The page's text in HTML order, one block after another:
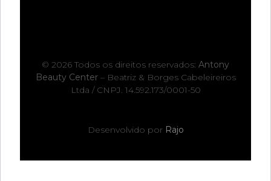
© 2026 Todos os direitos reservados: Antony
Beauty Center– Beatriz & Borges Cabeleireiros
Ltda / CNPJ. 14.592.173/0001-50
Desenvolvido por Rajo